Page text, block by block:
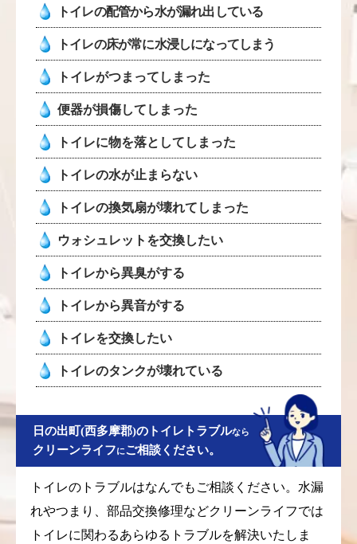
トイレの配管から水が漏れ出している
トイレの床が常に水浸しになってしまう
トイレがつまってしまった
便器が損傷してしまった
トイレに物を落としてしまった
トイレの水が止まらない
トイレの換気扇が壊れてしまった
ウォシュレットを交換したい
トイレから異臭がする
トイレから異音がする
トイレを交換したい
トイレのタンクが壊れている
日の出町(西多摩郡)のトイレトラブルなら
クリーンライフにご相談ください。
トイレのトラブルはなんでもご相談ください。水漏
れやつまり、部品交換修理などクリーンライフでは
トイレに関わるあらゆるトラブルを解決いたしま